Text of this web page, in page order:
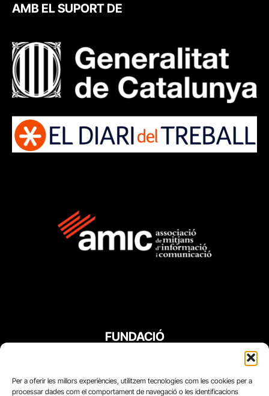
Per a oferir les millors experiències, utilitzem tecnologies com les cookies per a
processar dades com el comportament de navegació o les identificacions
AMB EL SUPORT DE
FUNDACIÓ